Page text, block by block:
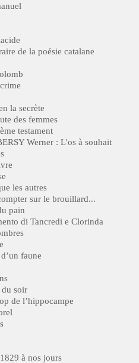
de la poésie catalane
la secrète
des femmes
testament
Werner : L'os à souhait
les autres
sur le brouillard...
pain
di Tancredi e Clorinda
faune
soir
de l’hippocampe
à nos jours